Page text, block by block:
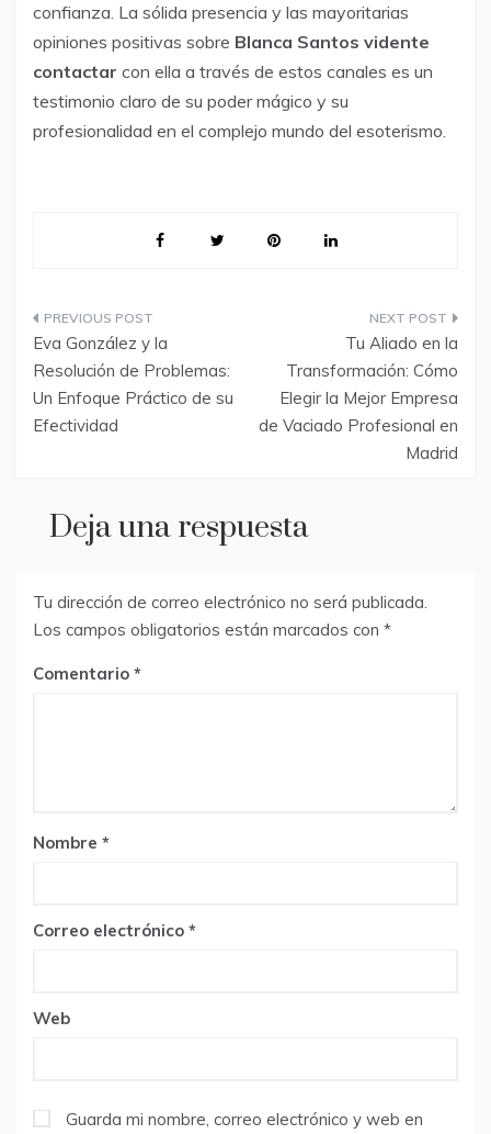
confianza. La sólida presencia y las mayoritarias
opiniones positivas sobre Blanca Santos vidente
contactar con ella a través de estos canales es un
testimonio claro de su poder mágico y su
profesionalidad en el complejo mundo del esoterismo.
Navegación
de
entradas
Eva González y la
Resolución de Problemas:
Un Enfoque Práctico de su
Efectividad
Tu Aliado en la
Transformación: Cómo
Elegir la Mejor Empresa
de Vaciado Profesional en
Madrid
Deja una respuesta
Tu dirección de correo electrónico no será publicada.
Los campos obligatorios están marcados con *
Comentario
Nombre *
Correo electrónico *
Web
Guarda mi nombre, correo electrónico y web en